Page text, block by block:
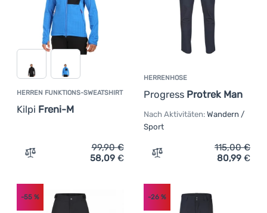
HERREN FUNKTIONS-SWEATSHIRT
Kilpi Freni-M
Zum Vergleich 'Herren Funktions-Sweatshirt Kilpi
99,90€
58,09 €
HERRENHOSE
Progress Protrek Man
Nach Aktivitäten: Wandern /
Sport
Zum Vergleich
115,00€
80,99 €
-55 % -26%